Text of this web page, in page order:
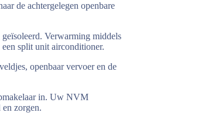
de achtergelegen openbare
Verwarming middels
split unit airconditioner.
openbaar vervoer en de
in. Uw NVM
zorgen.